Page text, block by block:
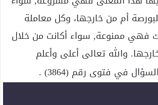
أم من خارجها، وكل معاملة
فهي ممنوعة, سواء أكانت من خلال
والله تعالى أعلى وأعلم
في فتوى رقم (3864) .